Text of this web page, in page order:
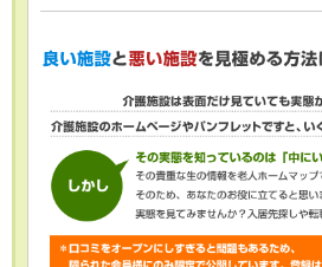
・当個人情報の利用目的の
内容の訂正・追加または削
止・消去および第三者への
（「開示等」といいます
ております。開示等の求め
「個人情報苦情及び相談窓
けます。